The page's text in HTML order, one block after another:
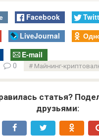
Facebook
LiveJournal
E-mail
0 Майнинг-
статья?
друзьями: